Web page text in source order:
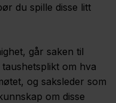
du spille disse litt
går saken til
om hva
og saksleder som
om disse